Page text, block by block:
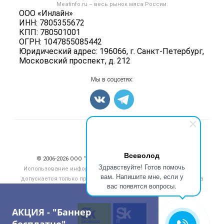
Всеволод
Здравствуйте! Готов помочь
вам. Напишите мне, если у
вас появятся вопросы.
АКЦИЯ - "Баннер
Meatinfo.ru – весь рынок мяса России.
ООО «Инлайн»
ИНН: 7805355672
КПП: 780501001
ОГРН: 1047855085442
Юридический адрес: 196066, г. Санкт-Петербург,
Московский проспект, д. 212
Политика обработки персональных данных
Мониторинг
Вакансии
Колбасы, сосиски, деликатесы
Мясные полуфабрикаты
Мясные снеки
Яйца
Карта объявлений
Мы в соцсетях:
© 2006‑2026 ООО “Инлайн”. 12+ Все права защищены.
Использование информации, размещенной на данном сайте,
допускается только при размещении активной гиперссылки на
meatinfo.ru